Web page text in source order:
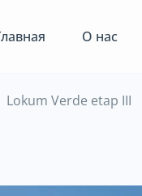
О нас
Lokum Verde etap III